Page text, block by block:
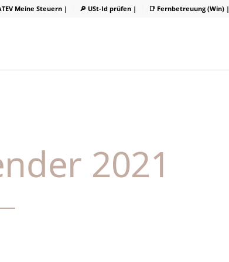
Meine Steuern | 🔎 USt-Id prüfen | 📑 Fernbetreuung (Win) |
2021